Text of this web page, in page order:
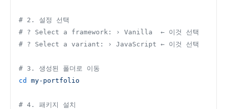
# 2. 설정 선택
# ? Select a framework: › Vanilla  ← 이것 선택
# ? Select a variant: › JavaScript ← 이것 선택
# 3. 생성된 폴더로 이동
cd
my-portfolio
# 4. 패키지 설치